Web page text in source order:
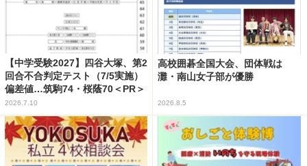
【中学受験2027】四谷大塚、第2
回合不合判定テスト（7/5実施）
偏差値…筑駒74・桜蔭70＜PR＞
2026.7.10
高校囲碁全国大会、団体戦は
灘・南山女子部が優勝
2026.8.5